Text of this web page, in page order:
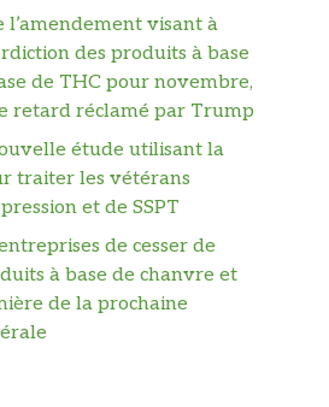
l’amendement visant à
des produits à base
de THC pour novembre,
retard réclamé par Trump
étude utilisant la
traiter les vétérans
et de SSPT
de cesser de
à base de chanvre et
de la prochaine